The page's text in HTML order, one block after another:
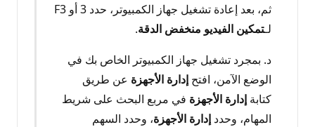
ثم، بعد إعادة تشغيل جهاز الكمبيوتر، حدد 3 أو F3
لـتمكين الفيديو منخفض الدقة.
د. بمجرد تشغيل جهاز الكمبيوتر الخاص بك في
الوضع الآمن، افتح إدارة الأجهزة عن طريق
كتابة إدارة الأجهزة في مربع البحث على شريط
المهام، وحدد إدارة الأجهزة، وحدد السهم